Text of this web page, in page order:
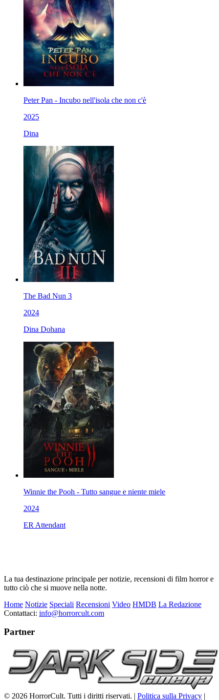
Peter Pan - Incubo nell'isola che non c'è
2025
Dina
The Bad Nun 3
2024
Dina Dohana
Winnie the Pooh - Tutto sangue e niente miele
2024
ER Attendant
La tua destinazione principale per notizie, recensioni di film horror e
tutto ciò che si muove nella notte.
Home Notizie Speciali Recensioni Video HMDB La Redazione
Contattaci: info@horrorcult.com
Partner
© 2026 HorrorCult. Tutti i diritti riservati. | Politica sulla Privacy |